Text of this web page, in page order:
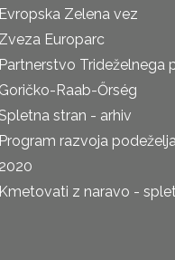
Evropska Zelena vez
Zveza Europarc
Partnerstvo Trideželnega
Goričko-Raab-Őrség
stran - arhiv
Program razvoja
2020
Kmetovati z naravo -